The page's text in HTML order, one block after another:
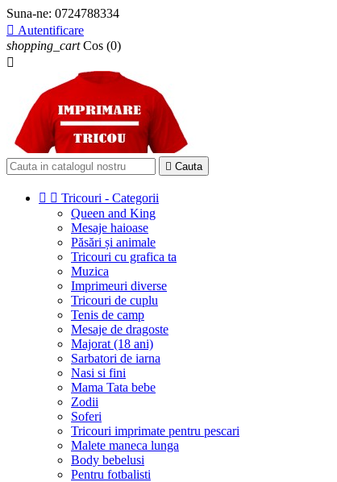
Suna-ne: 0724788334
 Autentificare
shopping_cart Cos (0)

 Cauta
  Tricouri - Categorii
Queen and King
Mesaje haioase
Păsări și animale
Tricouri cu grafica ta
Muzica
Imprimeuri diverse
Tricouri de cuplu
Tenis de camp
Mesaje de dragoste
Majorat (18 ani)
Sarbatori de iarna
Nasi si fini
Mama Tata bebe
Zodii
Soferi
Tricouri imprimate pentru pescari
Malete maneca lunga
Body bebelusi
Pentru fotbalisti